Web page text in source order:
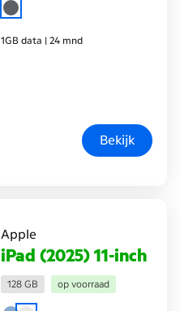
1GB data | 24 mnd
Bekijk
Apple
iPad (2025) 11-inch
128 GB op voorraad